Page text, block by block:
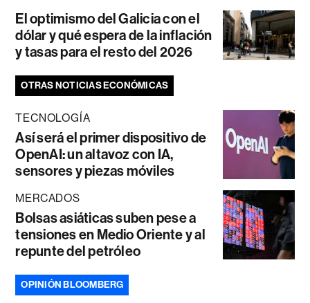
El optimismo del Galicia con el
dólar y qué espera de la inflación
y tasas para el resto del 2026
OTRAS NOTICIAS ECONÓMICAS
TECNOLOGÍA
Así será el primer dispositivo de
OpenAI: un altavoz con IA,
sensores y piezas móviles
MERCADOS
Bolsas asiáticas suben pese a
tensiones en Medio Oriente y al
repunte del petróleo
OPINIÓN BLOOMBERG